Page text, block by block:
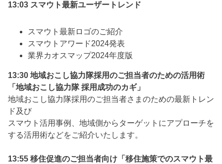
13:03 スマウト最新ユーザートレンド
スマウト最新ロゴのご紹介
スマウトアワード2024発表
業界カオスマップ2024年度版
13:30 地域おこし協力隊採用のご担当者のための活用術
「地域おこし協力隊 採用成功のカギ」
地域おこし協力隊採用のご担当者さまのための最新トレン
ド及び
スマウト活用事例、地域側からターゲットにアプローチを
する活用術などをご紹介いたします。
13:55 移住促進のご担当者向け「移住施策でのスマウト最